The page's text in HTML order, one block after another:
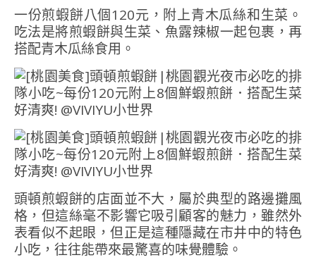
一份煎蝦餅八個120元，附上青木瓜絲和生菜。
吃法是將煎蝦餅與生菜、魚露辣椒一起包裹，再
搭配青木瓜絲食用。
頭頓煎蝦餅的店面並不大，屬於典型的路邊攤風
格，但這絲毫不影響它吸引顧客的魅力，雖然外
表看似不起眼，但正是這種隱藏在市井中的特色
小吃，往往能帶來最驚喜的味覺體驗。